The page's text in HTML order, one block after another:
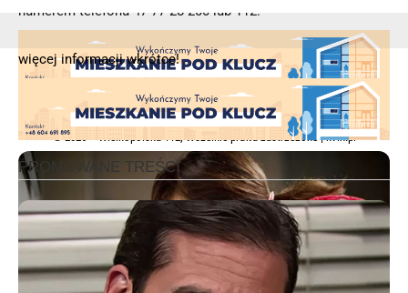
numerem telefonu 47 77 28 200 lub 112.
więcej informacji wkrótce!
© 2025 – Wielkopolska 112, Wszelkie prawa zastrzeżone |hvln.pl